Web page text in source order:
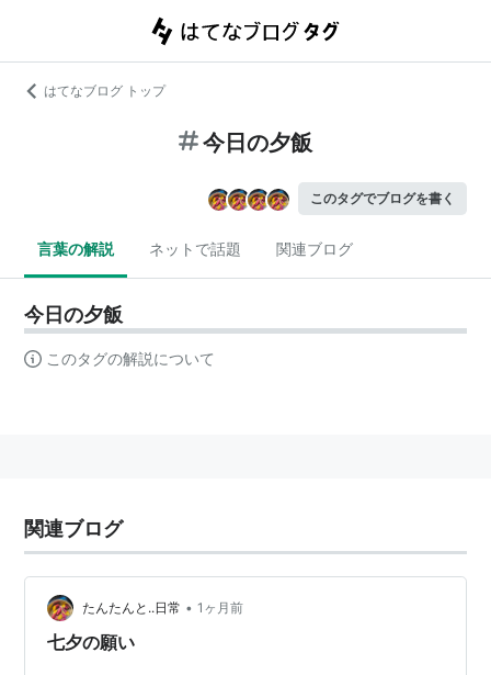
はてなブログ トップ
今日の夕飯
このタグでブログを書く
言葉の解説 ネットで話題 関連ブログ
今日の夕飯
このタグの解説について
関連ブログ
たんたんと..日常 • 1ヶ月前
七夕の願い